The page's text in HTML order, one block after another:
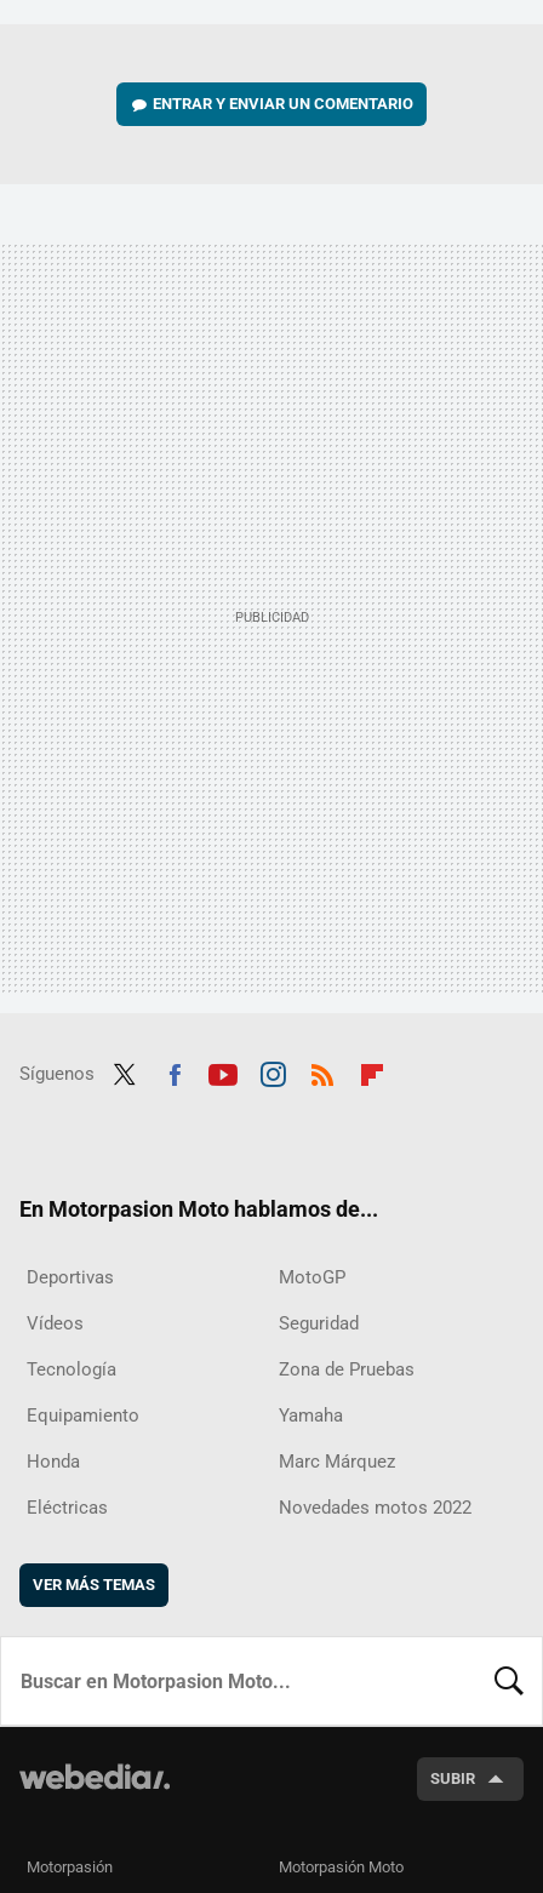
ENTRAR Y ENVIAR UN COMENTARIO
Síguenos
En Motorpasion Moto hablamos de...
Deportivas MotoGP
Vídeos Seguridad
Tecnología Zona de Pruebas
Equipamiento Yamaha
Honda Marc Márquez
Eléctricas Novedades motos 2022
VER MÁS TEMAS
SUBIR
Motorpasión Motorpasión Moto